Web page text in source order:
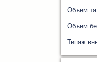
Объем
Объем
Типаж